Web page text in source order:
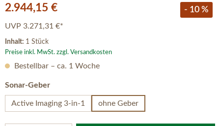
Verkaufspreis:
2.944,15 € - 10 %
UVP 3.271,31 €*
Inhalt: 1 Stück
Preise inkl. MwSt. zzgl. Versandkosten
Bestellbar – ca. 1 Woche
Sonar-Geberauswählen
Active Imaging 3-in-1 ohne Geber